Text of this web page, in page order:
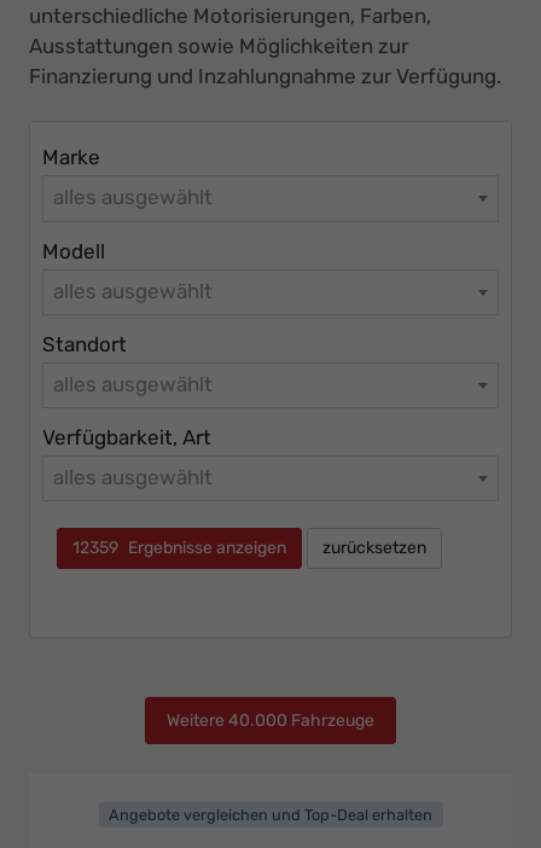
unterschiedliche Motorisierungen, Farben,
Ausstattungen sowie Möglichkeiten zur
Finanzierung und Inzahlungnahme zur Verfügung.
Marke
alles ausgewählt
Modell
alles ausgewählt
Standort
alles ausgewählt
Verfügbarkeit, Art
alles ausgewählt
12359 Ergebnisse anzeigen zurücksetzen
Weitere 40.000 Fahrzeuge
Angebote vergleichen und Top-Deal erhalten